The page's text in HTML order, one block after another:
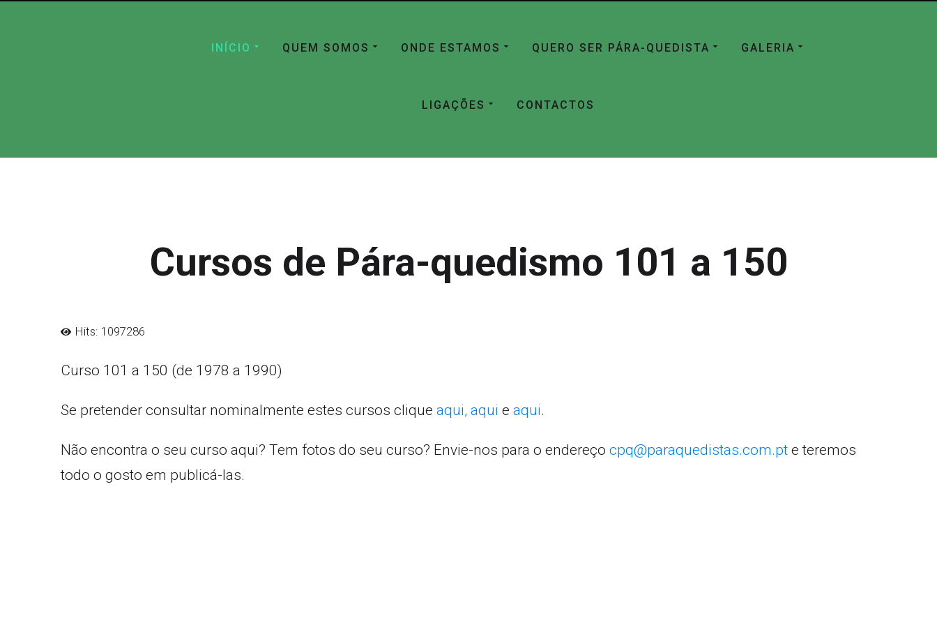
INÍCIO QUEM SOMOS ONDE ESTAMOS QUERO SER PÁRA-QUEDISTA GALERIA
LIGAÇÕES CONTACTOS
Cursos de Pára-quedismo 101 a 150
Hits: 1097286
Curso 101 a 150 (de 1978 a 1990)
Se pretender consultar nominalmente estes cursos clique aqui, aqui e aqui.
Não encontra o seu curso aqui? Tem fotos do seu curso? Envie-nos para o endereço cpq@paraquedistas.com.pt e teremos
todo o gosto em publicá-las.